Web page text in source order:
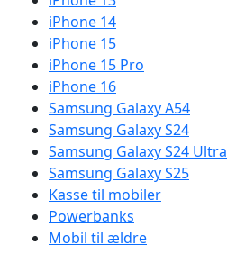
iPhone 14
iPhone 15
iPhone 15 Pro
iPhone 16
Samsung Galaxy A54
Samsung Galaxy S24
Samsung Galaxy S24 Ultra
Samsung Galaxy S25
Kasse til mobiler
Powerbanks
Mobil til ældre